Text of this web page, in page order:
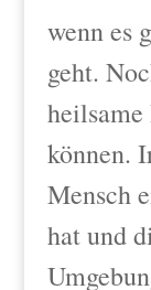
wenn es
geht.
können.
Mensch
hat und